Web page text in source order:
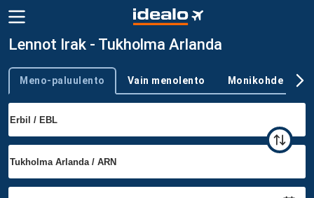
Lennot Irak - Tukholma Arlanda
Trip type
Meno-paluulento Vain menolento Monikohde